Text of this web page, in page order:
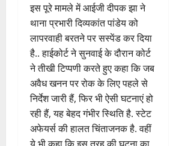
इस पूरे मामले में आईजी दीपक झा ने
थाना प्रभारी दिव्यकांत पांडेय को
लापरवाही बरतने पर सस्पेंड कर दिया
है.. हाईकोर्ट ने सुनवाई के दौरान कोर्ट
ने तीखी टिप्पणी करते हुए कहा कि जब
अवैध खनन पर रोक के लिए पहले से
निर्देश जारी हैं, फिर भी ऐसी घटनाएं हो
रही हैं, यह बेहद गंभीर स्थिति है. स्टेट
अफेयर्स की हालत चिंताजनक है. वहीं